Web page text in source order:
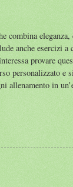
combina
anche esercizi
provare
personalizzato e
in